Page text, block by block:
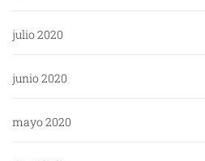
julio 2020
junio 2020
mayo 2020